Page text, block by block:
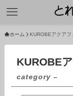
ホーム KUROBEアクアフ
KUROBE
category –